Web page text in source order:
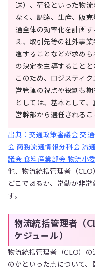
送）、荷役といった物
なく、調達、生産、販
通全体の効率化を計画
え、取引先等の社外事
進することなどが求め
の決定を主導することと
このため、ロジスティ
営管理の視点や役割も
としては、基本として
営幹部から選任されるこ
出典：交通政策審議会 交
会 商務流通情報分科会 流
議会 食料産業部会 物流小
他、物流統括管理者（
どこであるか、常勤か非
す。
物流統括管理者（
ケジュール）
物流統括管理者（CLO）
のかといった点について